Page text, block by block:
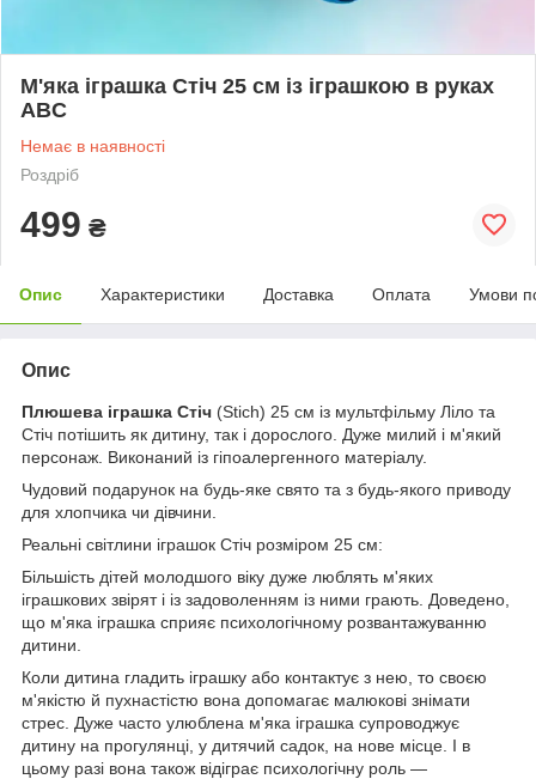
М'яка іграшка Стіч 25 см із іграшкою в руках
ABC
Немає в наявності
Роздріб
499 ₴
Опис Характеристики Доставка Оплата Умови
Опис
Плюшева іграшка Стіч (Stich) 25 см із мультфільму Ліло та
Стіч потішить як дитину, так і дорослого. Дуже милий і м'який
персонаж. Виконаний із гіпоалергенного матеріалу.
Чудовий подарунок на будь-яке свято та з будь-якого приводу
для хлопчика чи дівчини.
Реальні світлини іграшок Стіч розміром 25 см:
Більшість дітей молодшого віку дуже люблять м'яких
іграшкових звірят і із задоволенням із ними грають. Доведено,
що м'яка іграшка сприяє психологічному розвантажуванню
дитини.
Коли дитина гладить іграшку або контактує з нею, то своєю
м'якістю й пухнастістю вона допомагає малюкові знімати
стрес. Дуже часто улюблена м'яка іграшка супроводжує
дитину на прогулянці, у дитячий садок, на нове місце. І в
цьому разі вона також відіграє психологічну роль —